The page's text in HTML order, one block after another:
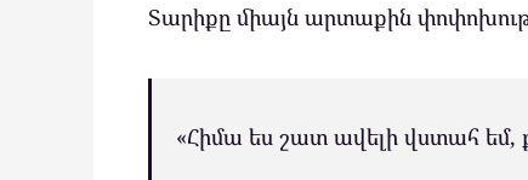
Տարիքը միայն արտաքին
«Հիմա ես շատ ավելի վստահ եմ,